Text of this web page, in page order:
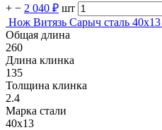
+ − 2 040 ₽ шт
Нож Витязь Сарыч cталь
Общая длина
260
Длина клинка
135
Толщина клинка
2.4
Марка стали
40х13